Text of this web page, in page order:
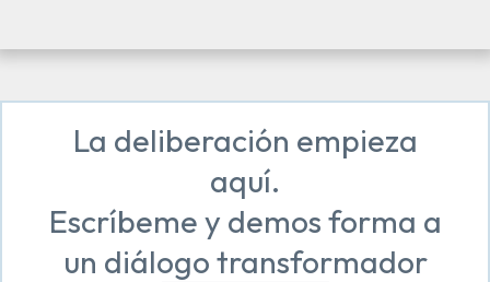
La deliberación empieza
aquí.
Escríbeme y demos forma a
un diálogo transformador